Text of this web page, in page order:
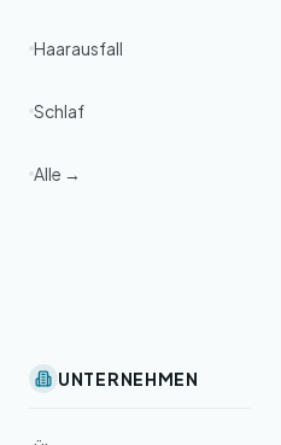
Haarausfall
Schlaf
Alle →
UNTERNEHMEN